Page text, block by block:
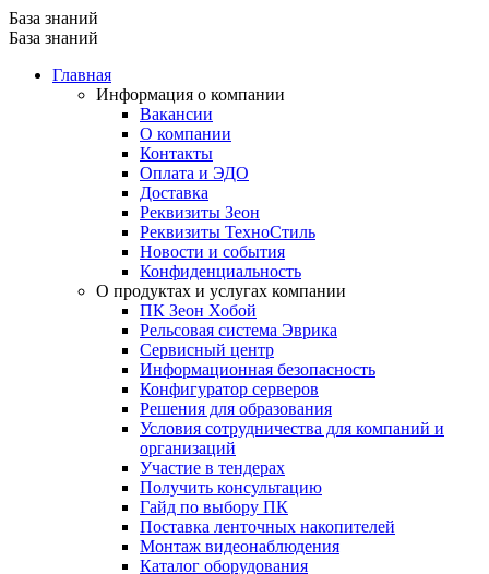
База знаний
База знаний
Главная
Информация о компании
Вакансии
О компании
Контакты
Оплата и ЭДО
Доставка
Реквизиты Зеон
Реквизиты ТехноСтиль
Новости и события
Конфиденциальность
О продуктах и услугах компании
ПК Зеон Хобой
Рельсовая система Эврика
Сервисный центр
Информационная безопасность
Конфигуратор серверов
Решения для образования
Условия сотрудничества для компаний и
организаций
Участие в тендерах
Получить консультацию
Гайд по выбору ПК
Поставка ленточных накопителей
Монтаж видеонаблюдения
Каталог оборудования